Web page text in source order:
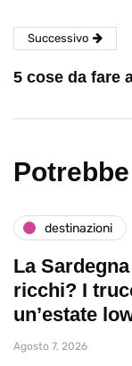
Successivo
5 cose da fare
destinazioni
La
ricchi? I
un’estate
Agosto 7, 2026